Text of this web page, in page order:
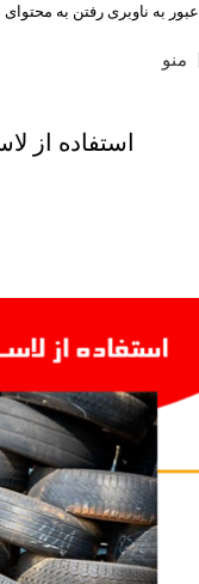
عبور به ناوبری رفتن به
منو
استفاده از